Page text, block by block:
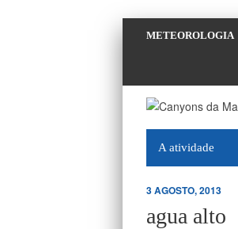
METEOROLOGIA
A atividade
3 AGOSTO, 2013
agua alto